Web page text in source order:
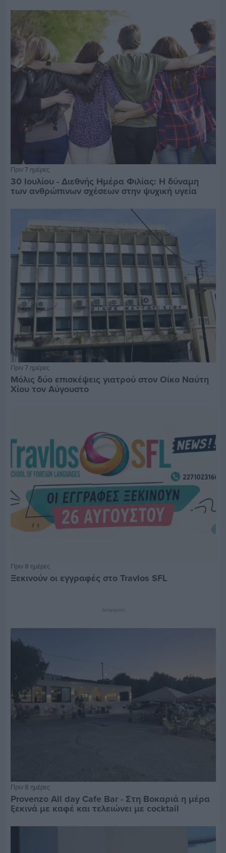
Πριν 7 ημέρες
30 Ιουλίου - Διεθνής Ημέρα Φιλίας: Η δύναμη
των ανθρώπινων σχέσεων στην ψυχική υγεία
Πριν 7 ημέρες
Μόλις δύο επισκέψεις γιατρού στον Οίκο Ναύτη
Χίου τον Αύγουστο
Πριν 8 ημέρες
Ξεκινούν οι εγγραφές στο Travlos SFL
Διαφήμιση
Πριν 8 ημέρες
Provenzo All day Cafe Bar - Στη Βοκαριά η μέρα
ξεκινά με καφέ και τελειώνει με cocktail